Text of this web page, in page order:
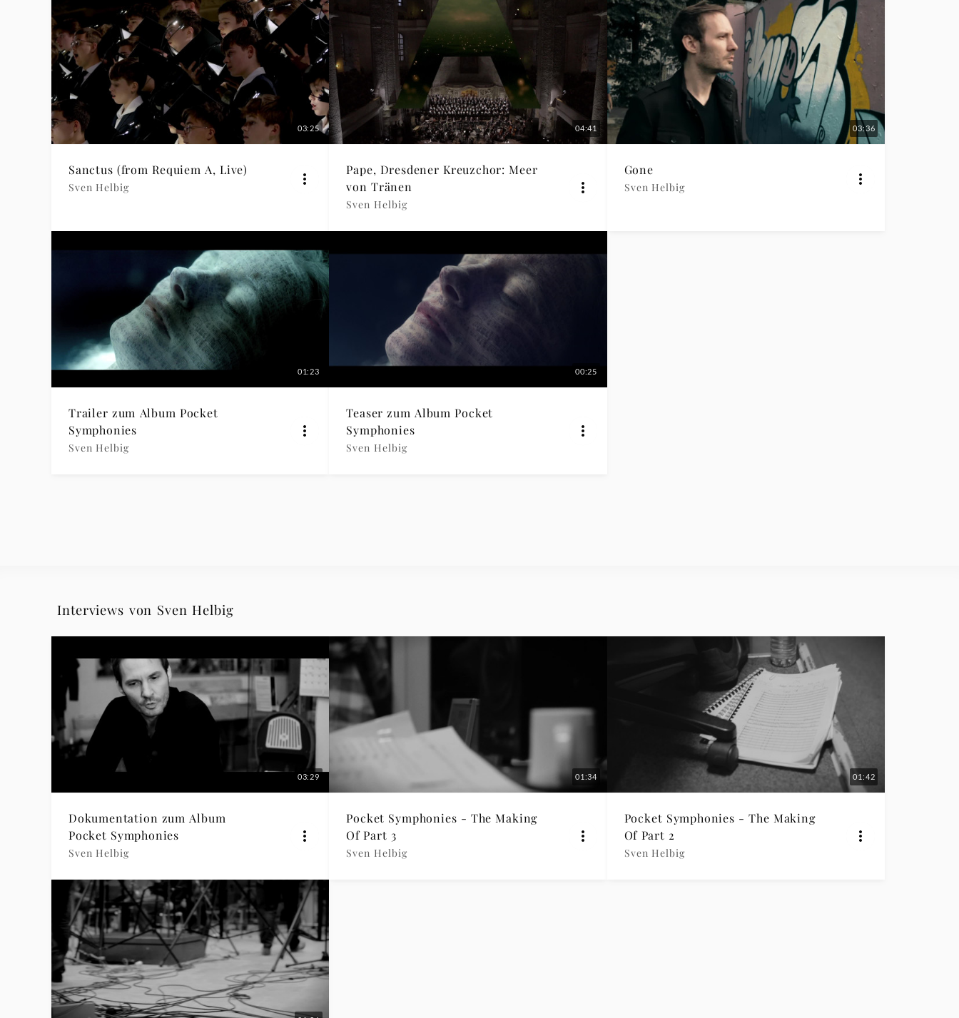
03:25
Sanctus (from Requiem A, Live)
Sven Helbig
04:41
Pape, Dresdener Kreuzchor: Meer
von Tränen
Sven Helbig
03:36
Gone
Sven Helbig
01:23
Trailer zum Album Pocket
Symphonies
Sven Helbig
00:25
Teaser zum Album Pocket
Symphonies
Sven Helbig
Interviews von Sven Helbig
03:29
Dokumentation zum Album
Pocket Symphonies
Sven Helbig
01:34
Pocket Symphonies - The Making
Of Part 3
Sven Helbig
01:42
Pocket Symphonies - The Making
Of Part 2
Sven Helbig